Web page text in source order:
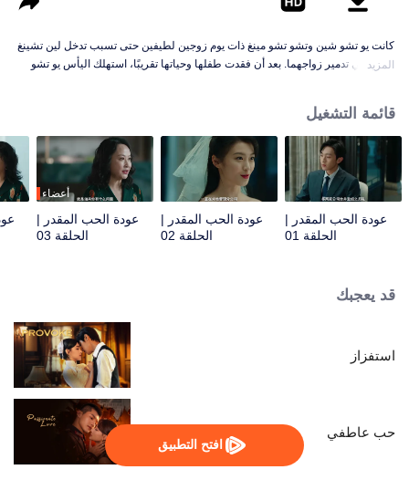
افتح التطبيق
كانت يو تشو شين وتشو تشو مينغ ذات يوم زوجين لطيفين حتى تسبب تدخل لين تشينغ
تشينغ في تدمير زواجهما. بعد أن فقدت طفلها وحياتها تقريبًا، استهلك اليأس يو تشو
إلى عائلة تشو لجمع الأدلة سراً، عازمة على ضمان محاكمة كل من ظلمها.
المزيد
قائمة التشغيل
عودة الحب المقدر |
الحلقة 01
عودة الحب المقدر |
الحلقة 02
أعضاء
عودة الحب المقدر |
الحلقة 03
قد يعجبك
استفزاز
حب عاطفي